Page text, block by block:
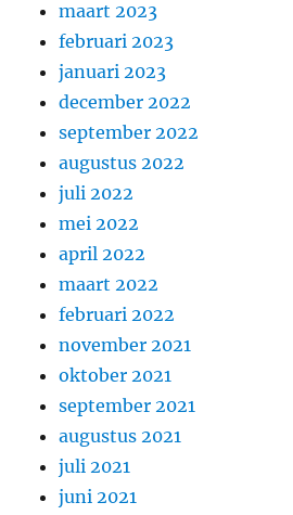
maart 2023
februari 2023
januari 2023
december 2022
september 2022
augustus 2022
juli 2022
mei 2022
april 2022
maart 2022
februari 2022
november 2021
oktober 2021
september 2021
augustus 2021
juli 2021
juni 2021